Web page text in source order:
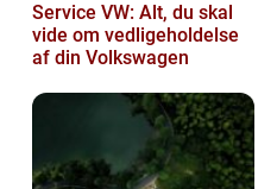
Service VW: Alt, du skal
vide om vedligeholdelse
af din Volkswagen